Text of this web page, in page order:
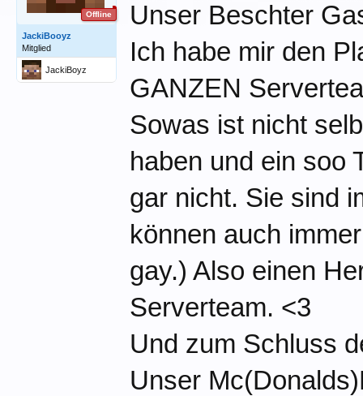
Offline
JackiBooyz
Mitglied
JackiBoyz
Unser Beschter
Ich habe mir den
GANZEN
Sowas ist nicht
haben und ein soo
gar nicht. Sie sind
können auch
gay.) Also einen
Serverteam. <3
Und zum Schluss
Unser